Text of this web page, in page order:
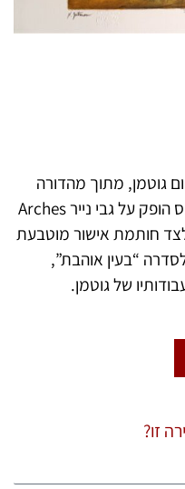
גוטמן, מתוך מהדורה
מוגבלת בת 1,000 עותקים. ההדפס הופק על גבי נייר Arches
חותמת אישור מוטבעת
“בעין אוהבת”,
זו?